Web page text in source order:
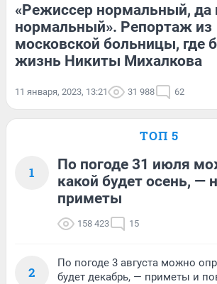
«Режиссер нормальный, да
нормальный». Репортаж из
московской больницы, где
жизнь Никиты Михалкова
11 января, 2023, 13:21 31 988 62
ТОП 5
1
По погоде 31 июля
какой будет осень, —
приметы
158 423 15
2
По погоде 3 августа можно
будет декабрь, — приметы и